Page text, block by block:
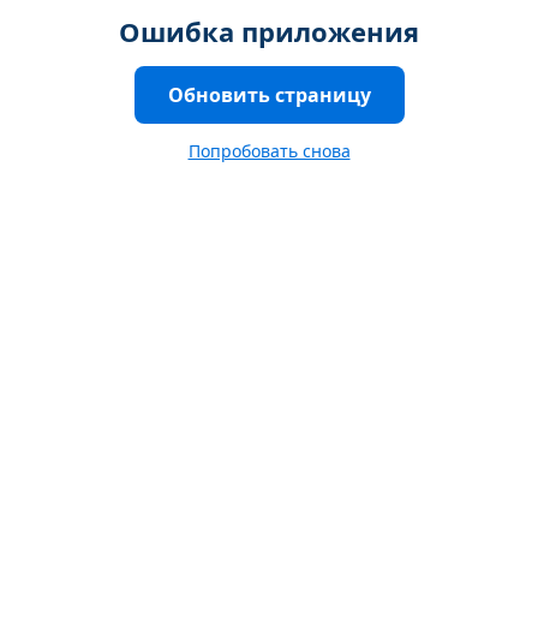
Ошибка приложения
Обновить страницу
Попробовать снова